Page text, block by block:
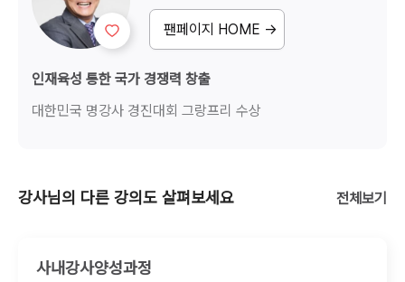
팬페이지 HOME →
인재육성 통한 국가 경쟁력 창출
대한민국 명강사 경진대회 그랑프리 수상
강사님의 다른 강의도 살펴보세요 전체보기
사내강사양성과정